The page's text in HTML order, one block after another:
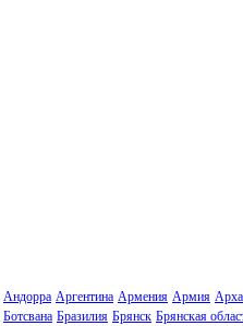
Андорра Аргентина Армения Армия
Ботсвана Бразилия Брянск Брянская